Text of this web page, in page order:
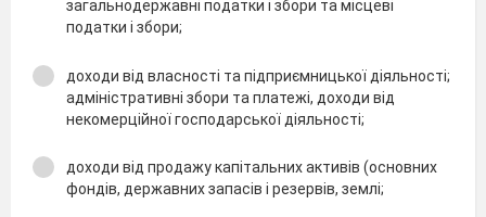
загальнодержавні податки і збори та місцеві
податки і збори;
доходи від власності та підприємницької діяльності;
адміністративні збори та платежі, доходи від
некомерційної господарської діяльності;
доходи від продажу капітальних активів (основних
фондів, державних запасів і резервів, землі;